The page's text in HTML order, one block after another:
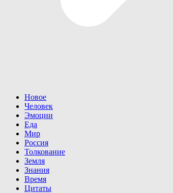
Новое
Человек
Эмоции
Еда
Мир
Россия
Толкование
Земля
Знания
Время
Цитаты